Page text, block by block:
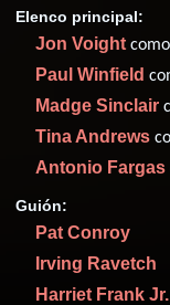
Elenco principal:
Jon Voightcomo
Paul Winfield
Madge Sinclair
Tina Andrews
Antonio Fargas
Guión:
Pat Conroy
Irving Ravetch
Harriet Frank Jr.